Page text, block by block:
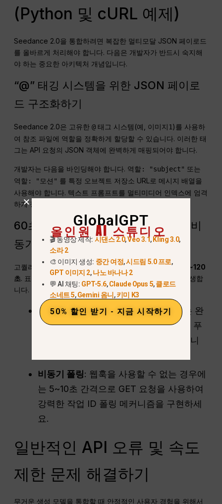
(Python 및 cURL 예제)
Seedance 2.0을 통합하려면 복잡한 멀티모달 JSON 페이로드
를 올바르게 처리해야 합니다. 다음은 개발자가 반드시 숙지해
야 하는 중요한 아키텍처 개념입니다.
“@” 태깅 시스템을 위한 JSON 페이로
드 구조화하기
Seedance 2.0은 고유한@ 태그 시스템(예, 이미지1)를 사용하
여 참조 파일에 역할을 정확하게 할당할 수 있습니다. 이러한 태
그는 API 요청의 JSON 객체에 완벽하게 매핑되어야 합니다.
개발자는 다음을 바인딩해야 합니다. 역할: "subject" 또는
역할: "모션" 를 특정 오브젝트 저장소 URL로 메시지 배열을
사용해야 합니다. 텍스트 프롬프트를 멀티미디어 인덱스에 엄격
하게 정렬하지 않으면 생성 실패가 발생합니다.
60초 이상의 지연 시간 처리: 웹훅과 비
동기 폴링 비교
고퀄리티 비디오 렌더링은 비동기식이기 때문에 종종
60~120
초. 표준 동기식 HTTP 요청은 필연적으로 시간 초과가 발생합
니다.
웹훅: 권장되는 제작 방식입니다. API는 완
성된 동영상 URL을 서버 엔드포인트로 푸
시하여 막대한 폴링 오버헤드를 절약합니
비동기 폴링: 웹훅을 사용할 수 없는 경우에
는 5~10초 간격으로 GET 요청을 사용하여
강력한 작업 ID 폴링 메커니즘을 구현하세
요.
일반적인 API 오류 및 속도
제한 문제 해결하기
무거운 생성 모델을 통합할 때 안정적인 사용자 경험을 위해서
GlobalGPT
올인원 AI 스튜디오
🎬 동영상 제작: 시댄스 2.0,Veo 3.1,Kling 3.0,
소라 2
🎨 이미지 생성: 중간 여정,시드림 5.0 프로,
GPT 이미지 2,나노 바나나 2
💬 AI 채팅: GPT-5.6,Claude Opus 5,클로드
소네트 5,Gemini 옴니,키미 K3
50% 할인 받기 - 지금 시작하기